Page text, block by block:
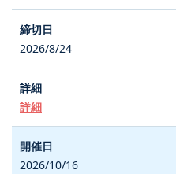
2026/8/24
詳細
2026/10/16